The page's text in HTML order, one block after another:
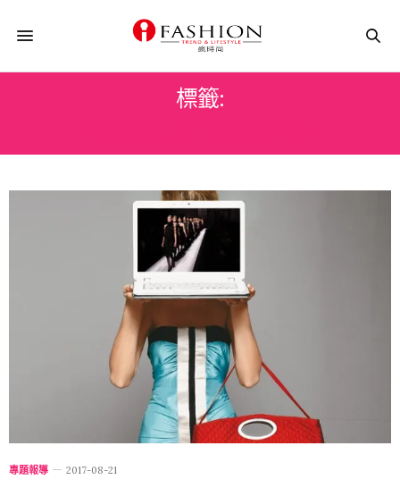
標籤:
專題報導 2017-08-21